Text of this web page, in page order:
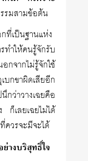
รมสามข้อต้น
ที่เป็นฐานแห่ง
ำให้คนรู้จักรับ
กจากไม่รู้จักใช้
บกขาผิดเสียอีก
กว่าวางเฉยคือ
ก็เลยเฉยไม่ได้
ควรจะมีจะได้
างบริสุทธิ์ใจ